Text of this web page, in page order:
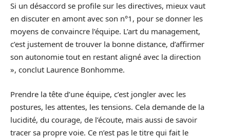
Si un désaccord se profile sur les directives, mieux vaut
en discuter en amont avec son n°1, pour se donner les
moyens de convaincre l’équipe. L’art du management,
c’est justement de trouver la bonne distance, d’affirmer
son autonomie tout en restant aligné avec la direction
», conclut Laurence Bonhomme.
Prendre la tête d’une équipe, c’est jongler avec les
postures, les attentes, les tensions. Cela demande de la
lucidité, du courage, de l’écoute, mais aussi de savoir
tracer sa propre voie. Ce n’est pas le titre qui fait le